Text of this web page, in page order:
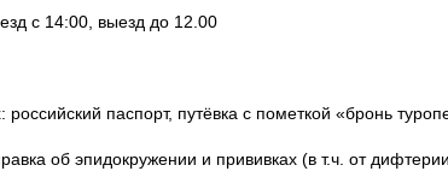
с 14:00, выезд до 12.00
российский паспорт, путёвка с пометкой «бронь
об эпидокружении и прививках (в т.ч. от